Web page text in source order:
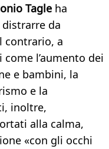
Tagle ha
da
contrario, a
l’aumento dei
e bambini, la
e la
inoltre,
alla calma,
«con gli occhi